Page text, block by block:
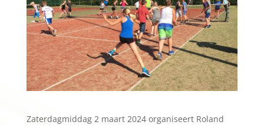
Zaterdagmiddag 2 maart 2024 organiseert Roland